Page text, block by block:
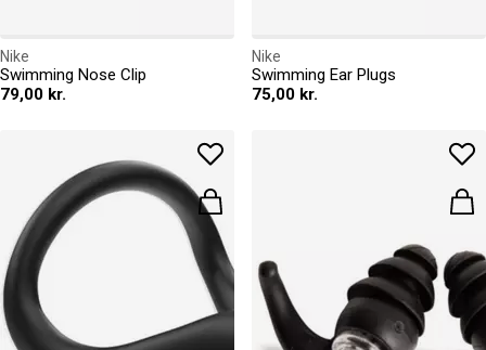
Nike
Swimming Nose Clip
79,00 kr.
Nike
Swimming Ear Plugs
75,00 kr.